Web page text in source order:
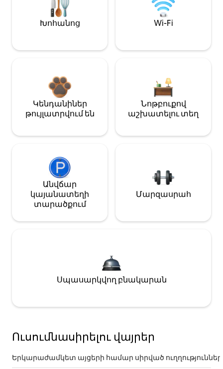
Խոհանոց Wi-Fi
Կենդանիներ
թույլատրվում են
Նոթբուքով
աշխատելու տեղ
Անվճար
կայանատեղի
տարածքում
Մարզասրահ
Սպասարկվող բնակարան
Ուսումնասիրելու վայրեր
Երկարաժամկետ այցերի համար սիրված ուղղություններ